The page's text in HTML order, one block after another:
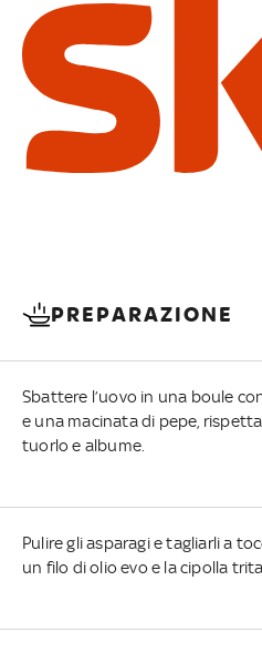
PREPARAZIONE
Sbattere l’uovo in una boule
e una macinata di pepe,
tuorlo e albume.
Pulire gli asparagi e tagliarli a
un filo di olio evo e la cipolla